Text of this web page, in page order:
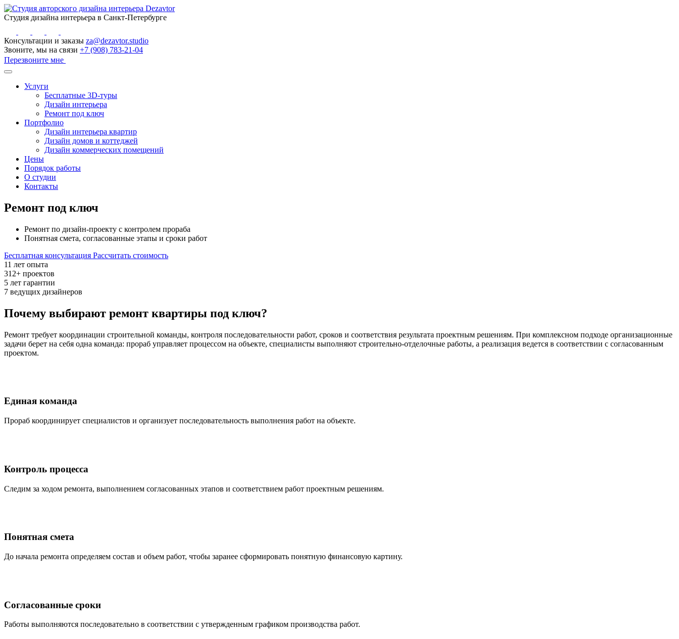
Студия дизайна интерьера в Санкт-Петербурге
Консультации и заказы za@dezavtor.studio
Звоните, мы на связи +7 (908) 783-21-04
Перезвоните мне
Услуги
Бесплатные 3D-туры
Дизайн интерьера
Ремонт под ключ
Портфолио
Дизайн интерьера квартир
Дизайн домов и коттеджей
Дизайн коммерческих помещений
Цены
Порядок работы
О студии
Контакты
Ремонт под ключ
Ремонт по дизайн-проекту с контролем прораба
Понятная смета, согласованные этапы и сроки работ
Бесплатная консультация Рассчитать стоимость
11 лет опыта
312+ проектов
5 лет гарантии
7 ведущих дизайнеров
Почему выбирают ремонт квартиры под ключ?
Ремонт требует координации строительной команды, контроля последовательности работ, сроков и соответствия результата проектным решениям. При комплексном подходе организационные
задачи берет на себя одна команда: прораб управляет процессом на объекте, специалисты выполняют строительно-отделочные работы, а реализация ведется в соответствии с согласованным
проектом.
Единая команда
Прораб координирует специалистов и организует последовательность выполнения работ на объекте.
Контроль процесса
Следим за ходом ремонта, выполнением согласованных этапов и соответствием работ проектным решениям.
Понятная смета
До начала ремонта определяем состав и объем работ, чтобы заранее сформировать понятную финансовую картину.
Согласованные сроки
Работы выполняются последовательно в соответствии с утвержденным графиком производства работ.